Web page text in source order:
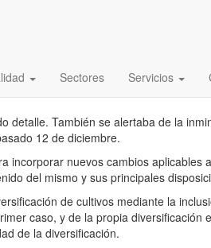
Sectores Servicios
2018
las novedades que se aplicarán
detalle. También se alertaba de la
12 de diciembre.
nuevos cambios aplicables
del mismo y sus principales
de cultivos mediante la
caso, y de la propia
de la diversificación.